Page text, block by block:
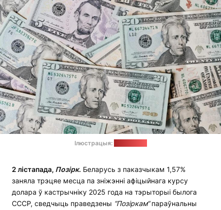
Ілюстрацыя:
2 лістапада, Позірк. Беларусь з паказчыкам 1,57%
заняла трэцяе месца па зніжэнні афіцыйнага курсу
долара ў кастрычніку 2025 года на тэрыторыі былога
СССР, сведчыць праведзены “Позіркам“параўнальны